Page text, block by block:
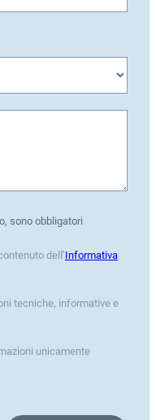
sono obbligatori
dell’Informativa
tecniche, informative e
unicamente